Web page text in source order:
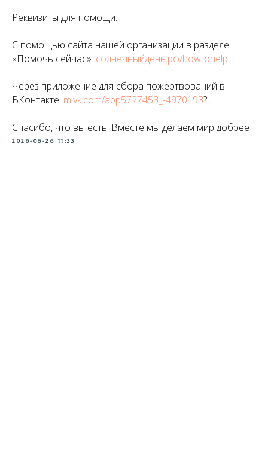
Реквизиты для помощи:
С помощью сайта нашей организации в разделе
«Помочь сейчас»: солнечныйдень.рф/howtohelp
Через приложение для сбора пожертвований в
ВКонтакте: m.vk.com/app5727453_-4970193?...
Спасибо, что вы есть. Вместе мы делаем мир добрее
2026-06-26 11:33